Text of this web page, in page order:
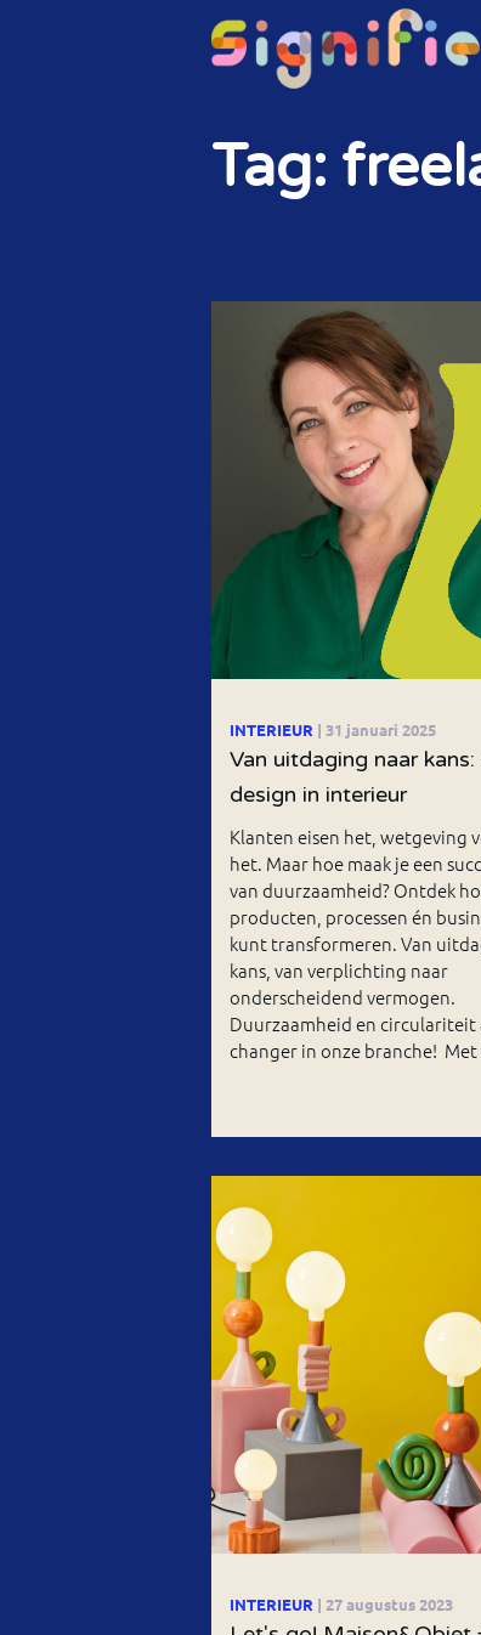
Tag:
INTERIEUR | 31 januari 2025
Van uitdaging naar
design in interieur
Klanten eisen het, wetgeving
het. Maar hoe maak je een
van duurzaamheid? Ontdek
producten, processen én
kunt transformeren. Van
kans, van verplichting naar
onderscheidend vermogen.
Duurzaamheid en circulariteit
changer in onze branche! Met
INTERIEUR | 27 augustus 2023